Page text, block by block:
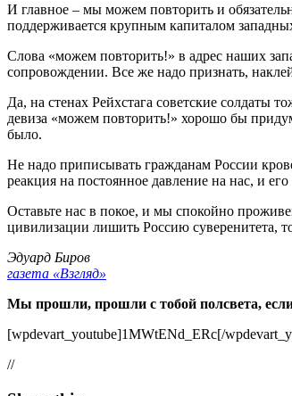
И главное – мы можем повторить и
поддерживается крупным капиталом
Слова «можем повторить!» в адрес наших
сопровождении. Все же надо признать,
Да, на стенах Рейхстага советские солдаты
девиза «можем повторить!» хорошо бы
было.
Не надо приписывать гражданам России
реакция на постоянное давление на нас, и
Оставьте нас в покое, и мы спокойно
цивилизации лишить Россию суверенитета,
Эдуард Биров
газета «Взгляд»
Мы прошли, прошли с тобой полсвета,
[wpdevart_youtube]1MWtENd_ERc[/
//